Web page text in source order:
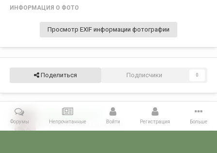
ИНФОРМАЦИЯ О ФОТО
Просмотр EXIF информации фотографии
Поделиться Подписчики 0
Александр 1101
Опубликовано 13 мая, 2024
Форумы Непрочитанные Войти Регистрация Больше